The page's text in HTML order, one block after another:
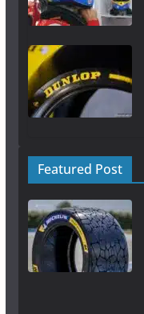
Featured Post